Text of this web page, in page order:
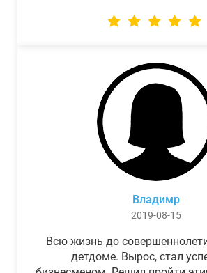
Владимр
2019-08-15
Всю жизнь до
детдоме. Вырос, стал